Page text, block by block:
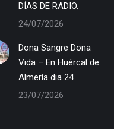
DÍAS DE RADIO.
24/07/2026
Dona Sangre Dona
Vida – En Huércal de
Almería dia 24
23/07/2026